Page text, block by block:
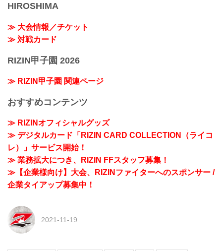
HIROSHIMA
≫ 大会情報／チケット
≫ 対戦カード
RIZIN甲子園 2026
≫ RIZIN甲子園 関連ページ
おすすめコンテンツ
≫ RIZINオフィシャルグッズ
≫ デジタルカード「RIZIN CARD COLLECTION（ライコ
レ）」サービス開始！
≫ 業務拡大につき、RIZIN FFスタッフ募集！
≫【企業様向け】大会、RIZINファイターへのスポンサー /
企業タイアップ募集中！
2021-11-19